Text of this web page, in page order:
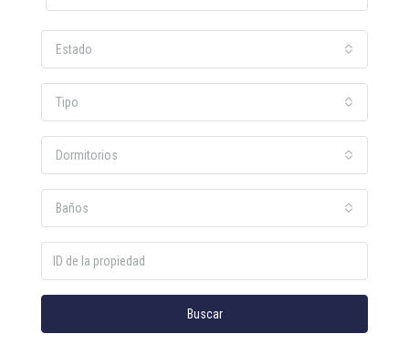
Estado
Tipo
Dormitorios
Baños
Buscar